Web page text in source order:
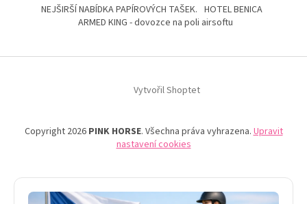
NEJŠIRŠÍ NABÍDKA PAPÍROVÝCH TAŠEK. HOTEL BENICA
ARMED KING - dovozce na poli airsoftu
Vytvořil Shoptet
Copyright 2026 PINK HORSE. Všechna práva vyhrazena. Upravit
nastavení cookies